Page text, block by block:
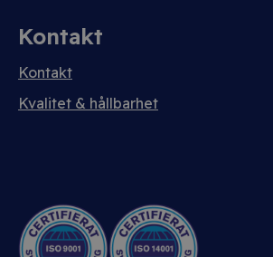
Kontakt
Kontakt
Kvalitet & hållbarhet